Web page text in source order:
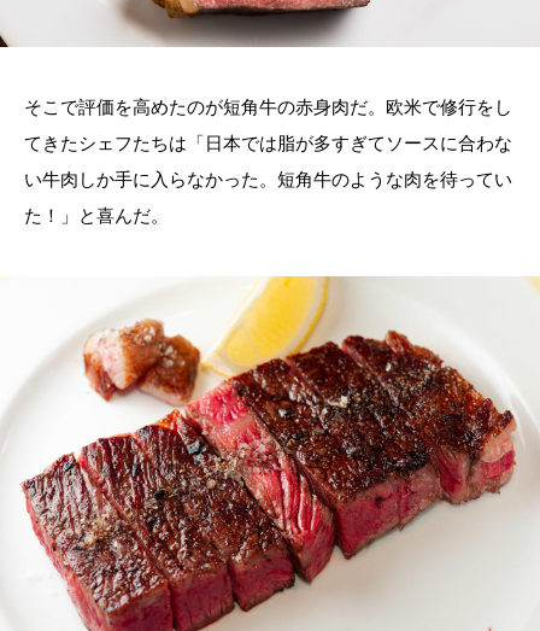
そこで評価を高めたのが短角牛の赤身肉だ。欧米で修行をし
てきたシェフたちは「日本では脂が多すぎてソースに合わな
い牛肉しか手に入らなかった。短角牛のような肉を待ってい
た！」と喜んだ。